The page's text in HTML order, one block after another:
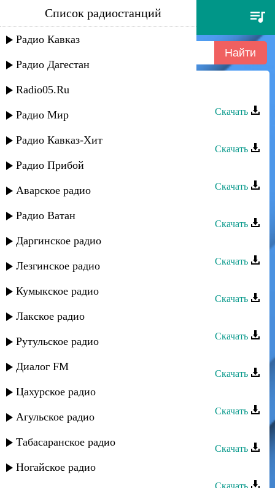
лаура алиева - крик души
Список радиостанций
Радио Кавказ
Радио Дагестан
Radio05.Ru
Радио Мир
Радио Кавказ-Хит
Радио Прибой
Аварское радио
Радио Ватан
Даргинское радио
Лезгинское радио
Кумыкское радио
Лакское радио
Рутульское радио
Диалог FM
Цахурское радио
Агульское радио
Табасаранское радио
Ногайское радио
Лаура Алиева - Крик души
Скачать
Скачать
Лаура Алиева - Асхаб
Скачать
Скачать
Лаура Алиева - Судьба
Скачать
Скачать
Лаура Алиева - Твои глаза
Скачать
Скачать
Лаура Алиева - Любовь живет
Скачать
Скачать
Лаура Алиева - Мама
Скачать